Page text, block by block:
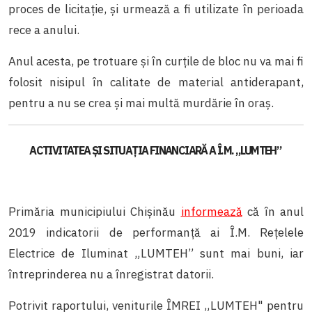
proces de licitație, și urmează a fi utilizate în perioada
rece a anului.
Anul acesta, pe trotuare și în curțile de bloc nu va mai fi
folosit nisipul în calitate de material antiderapant,
pentru a nu se crea și mai multă murdărie în oraș.
ACTIVITATEA ȘI SITUAȚIA FINANCIARĂ A Î.M. „LUMTEH”
Primăria municipiului Chișinău informeazăcă în anul
2019 indicatorii de performanță ai Î.M. Rețelele
Electrice de Iluminat „LUMTEH” sunt mai buni, iar
întreprinderea nu a înregistrat datorii.
Potrivit raportului, veniturile ÎMREI „LUMTEH" pentru